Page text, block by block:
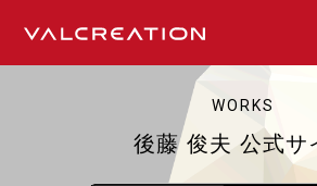
WORKS
後藤 俊夫 公式サ